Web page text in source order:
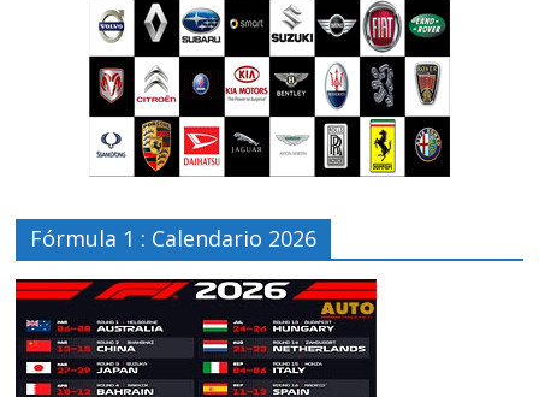
Fórmula 1 : Calendario 2026